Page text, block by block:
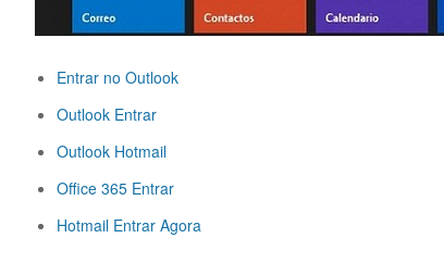
Entrar no Outlook
Outlook Entrar
Outlook Hotmail
Office 365 Entrar
Hotmail Entrar Agora